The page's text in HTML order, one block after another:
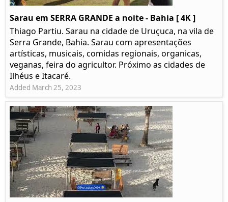
Sarau em SERRA GRANDE a noite - Bahia [ 4K ]
Thiago Partiu. Sarau na cidade de Uruçuca, na vila de
Serra Grande, Bahia. Sarau com apresentações
artísticas, musicais, comidas regionais, organicas,
veganas, feira do agricultor. Próximo as cidades de
Ilhéus e Itacaré.
Added March 25, 2023